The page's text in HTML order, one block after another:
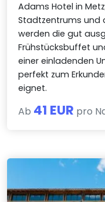
Adams Hotel in
Stadtzentrums und
werden die gut
Frühstücksbuffet
einer einladenden
perfekt zum
eignet.
Ab 41 EUR pro